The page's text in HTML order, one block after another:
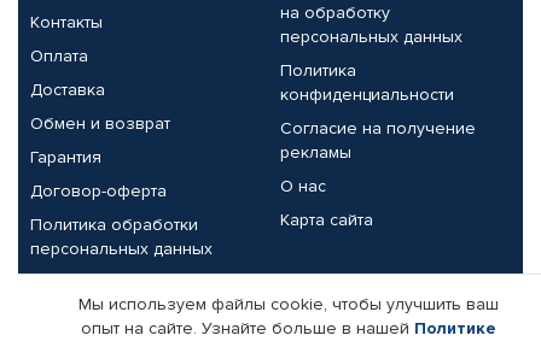
Контакты
Оплата
Доставка
Обмен и возврат
Гарантия
Договор-оферта
Политика обработки
персональных данных
на обработку
персональных данных
Политика
конфиденциальности
Согласие на получение
рекламы
О нас
Карта сайта
Партнерам
Мы используем файлы cookie, чтобы улучшить ваш
опыт на сайте. Узнайте больше в нашей Политике